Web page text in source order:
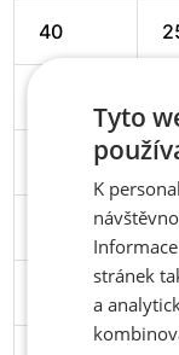
40
Tyto
K
stránek
a